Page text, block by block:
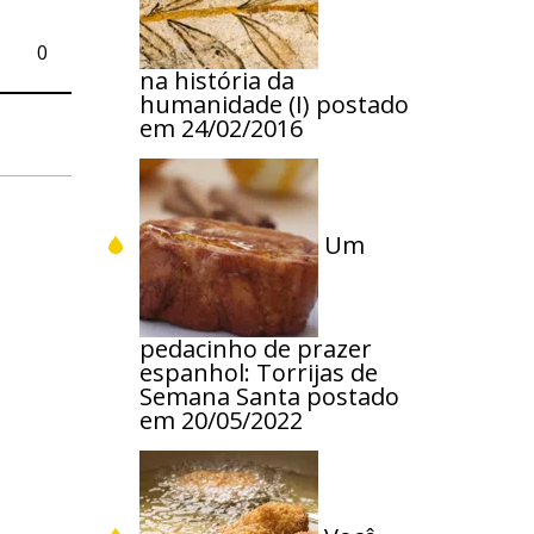
0
na história da
humanidade (I) postado
em 24/02/2016
Um
pedacinho de prazer
espanhol: Torrijas de
Semana Santa postado
em 20/05/2022